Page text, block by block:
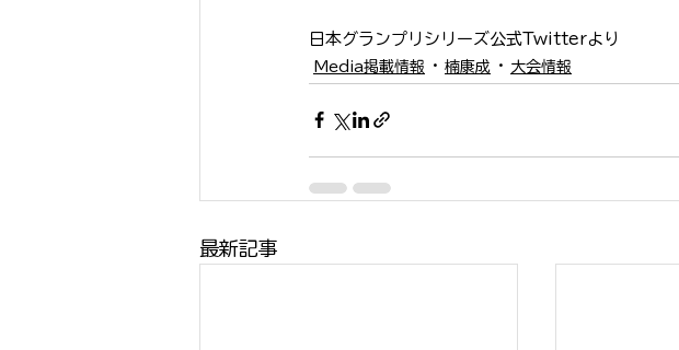
日本グランプリシリーズ公式Twitterより
Media掲載情報 楠康成 大会情報
最新記事